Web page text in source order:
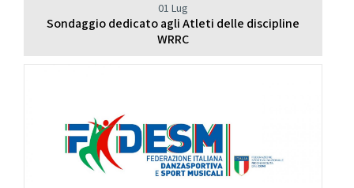
01 Lug
Sondaggio dedicato agli Atleti delle discipline
WRRC